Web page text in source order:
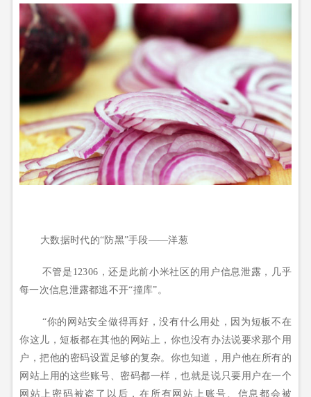
大数据时代的“防黑”手段——洋葱
不管是12306，还是此前小米社区的用户信息泄露，几乎
每一次信息泄露都逃不开“撞库”。
“你的网站安全做得再好，没有什么用处，因为短板不在
你这儿，短板都在其他的网站上，你也没有办法说要求那个用
户，把他的密码设置足够的复杂。你也知道，用户他在所有的
网站上用的这些账号、密码都一样，也就是说只要用户在一个
网站上密码被盗了以后，在所有网站上账号、信息都会被